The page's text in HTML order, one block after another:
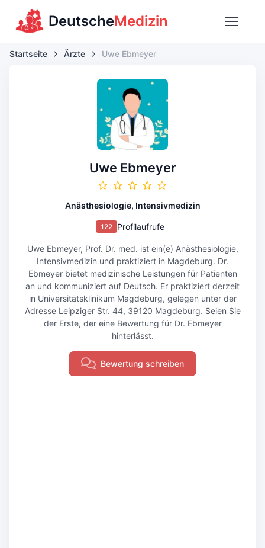
DeutscheMedizin
Startseite Ärzte Uwe Ebmeyer
Uwe Ebmeyer
Anästhesiologie, Intensivmedizin
122 Profilaufrufe
Uwe Ebmeyer, Prof. Dr. med. ist ein(e) Anästhesiologie,
Intensivmedizin und praktiziert in Magdeburg. Dr.
Ebmeyer bietet medizinische Leistungen für Patienten
an und kommuniziert auf Deutsch. Er praktiziert derzeit
in Universitätsklinikum Magdeburg, gelegen unter der
Adresse Leipziger Str. 44, 39120 Magdeburg. Seien Sie
der Erste, der eine Bewertung für Dr. Ebmeyer
hinterlässt.
Bewertung schreiben